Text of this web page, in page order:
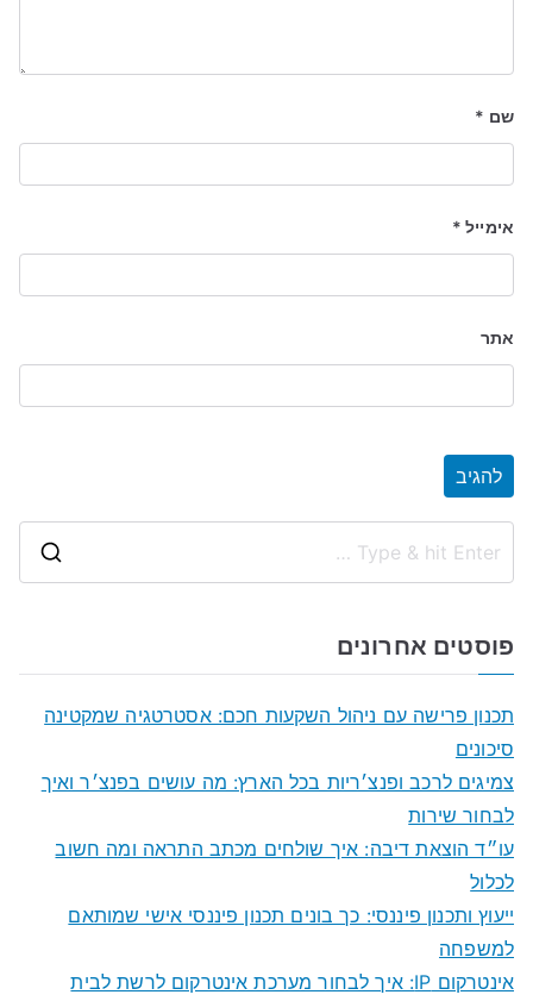
שם *
אימייל *
אתר
פוסטים אחרונים
תכנון פרישה עם ניהול השקעות חכם: אסטרטגיה שמקטינה
סיכונים
צמיגים לרכב ופנצ׳ריות בכל הארץ: מה עושים בפנצ׳ר ואיך
לבחור שירות
עו״ד הוצאת דיבה: איך שולחים מכתב התראה ומה חשוב
לכלול
ייעוץ ותכנון פיננסי: כך בונים תכנון פיננסי אישי שמותאם
למשפחה
אינטרקום IP: איך לבחור מערכת אינטרקום לרשת לבית